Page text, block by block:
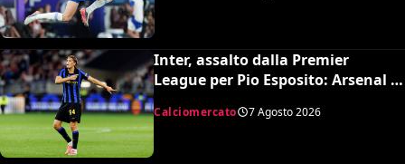
Inter, assalto dalla Premier
League per Pio Esposito: Arsenal e
Calciomercato 7 Agosto 2026